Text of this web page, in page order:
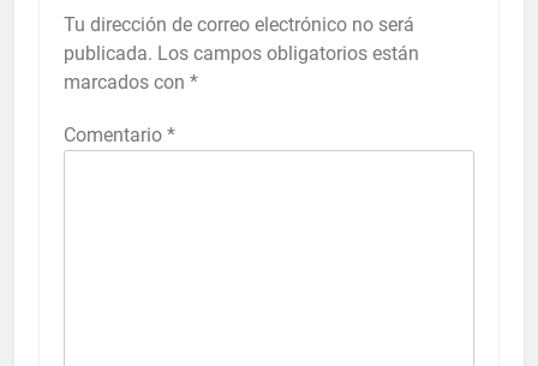
Tu dirección de correo electrónico no será
publicada. Los campos obligatorios están
marcados con *
Comentario *